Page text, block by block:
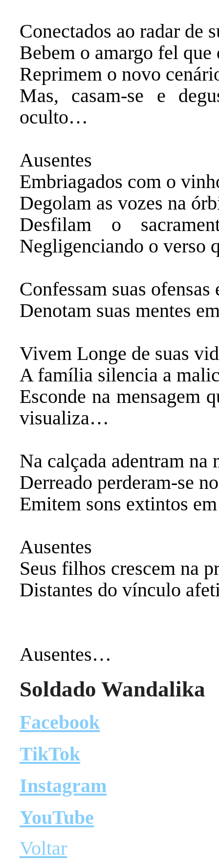
‎Conectados ao radar de
‎Bebem o amargo fel
‎Reprimem o novo
‎Mas, casam-se e
oculto…
‎Ausentes
‎Embriagados com o
‎Degolam as vozes na
‎Desfilam o
Negligenciando o verso
‎Confessam suas
‎Denotam suas mentes
‎Vivem Longe de suas
‎A família silencia a
‎Esconde na mensagem
visualiza…
‎Na calçada adentram na
‎Derreado perderam-se
‎Emitem sons extintos
‎Ausentes
‎Seus filhos crescem na
‎Distantes do vínculo
‎Ausentes…
Soldado Wandalika
Facebook
TikTok
Instagram
YouTube
Voltar